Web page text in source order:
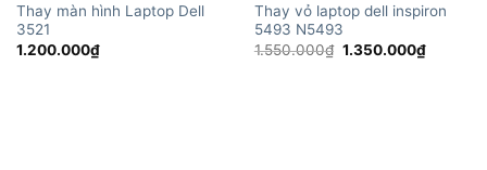
Thay màn hình Laptop Dell
3521
1.200.000₫
Thay vỏ laptop dell inspiron
5493 N5493
1.550.000₫ Giá
1.350.000₫Giá
hiện